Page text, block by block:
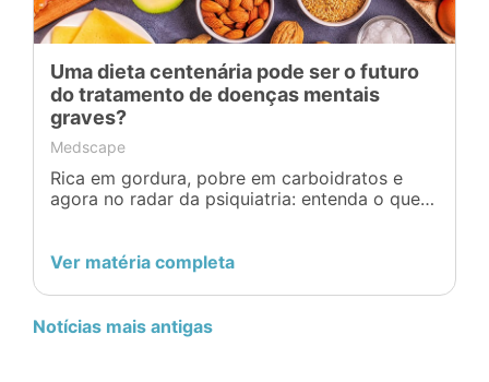
Uma dieta centenária pode ser o futuro
do tratamento de doenças mentais
graves?
Medscape
Rica em gordura, pobre em carboidratos e
agora no radar da psiquiatria: entenda o que
graves.
Ver matéria completa
Notícias mais antigas